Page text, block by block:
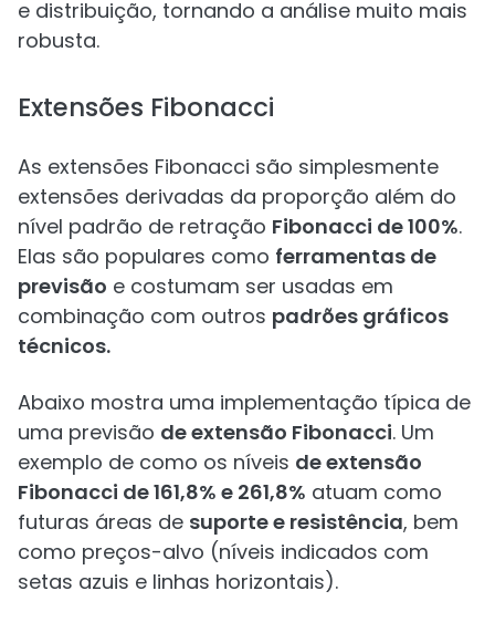
e distribuição, tornando a análise muito mais
robusta.
Extensões Fibonacci
As extensões Fibonacci são simplesmente
extensões derivadas da proporção além do
nível padrão de retração Fibonacci de 100%.
Elas são populares como ferramentas de
previsão e costumam ser usadas em
combinação com outros padrões gráficos
técnicos.
Abaixo mostra uma implementação típica de
uma previsão de extensão Fibonacci. Um
exemplo de como os níveis de extensão
Fibonacci de 161,8% e 261,8% atuam como
futuras áreas de suporte e resistência, bem
como preços-alvo (níveis indicados com
setas azuis e linhas horizontais).